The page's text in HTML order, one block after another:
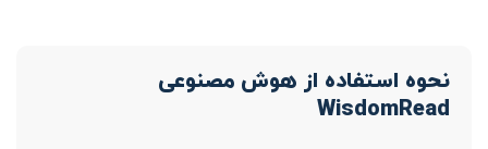
نحوه استفاده از هوش مصنوعی
WisdomRead